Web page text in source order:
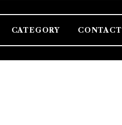
CATEGORY CONTACT